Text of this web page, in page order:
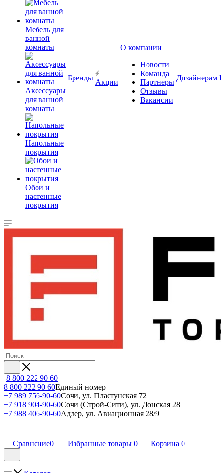
Мебель для
ванной
комнаты
Аксессуары
для ванной
комнаты
Напольные
покрытия
Обои и
настенные
покрытия
Бренды
Акции
О компании
Новости
Команда
Партнеры
Отзывы
Вакансии
Дизайнерам
8 800 222 90 60
8 800 222 90 60Единый номер
+7 989 756-90-60Сочи, ул. Пластунская 72
+7 918 904-90-60Сочи (Строй-Сити), ул. Донская 28
+7 988 406-90-60Адлер, ул. Авиационная 28/9
Сравнение0 Избранные товары 0 Корзина 0